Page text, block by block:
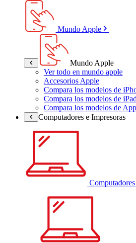
Mundo Apple
Mundo Apple
Ver todo en mundo apple
Accesorios Apple
Compara los modelos de
Compara los modelos de iPad
Compara los modelos de
Computadores e Impresoras